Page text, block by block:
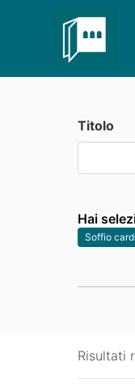
Titolo
Hai
Soffio
Risultati